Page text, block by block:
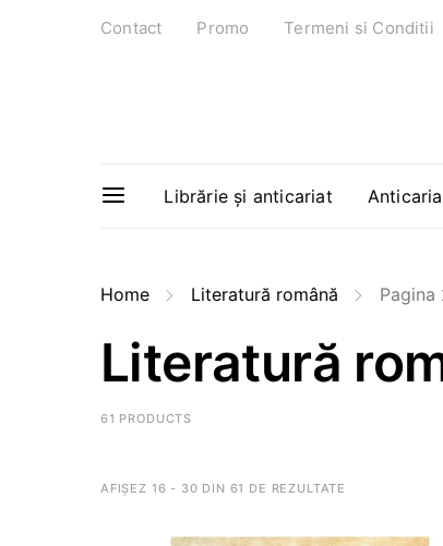
Contact Promo Termeni si Conditii
Librărie și anticariat
Home Literatură română Pagina
Literatură
61 PRODUCTS
AFIȘEZ 16 - 30 DIN 61 DE REZULTATE